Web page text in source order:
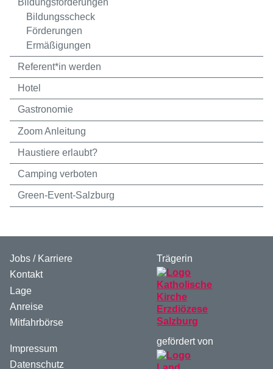
Bildungsförderungen
Bildungsscheck
Förderungen
Ermäßigungen
Referent*in werden
Hotel
Gastronomie
Zoom Anleitung
Haustiere erlaubt?
Camping verboten
Green-Event-Salzburg
Jobs / Karriere
Kontakt
Lage
Anreise
Mitfahrbörse
Impressum
Datenschutz
Trägerin
gefördert von